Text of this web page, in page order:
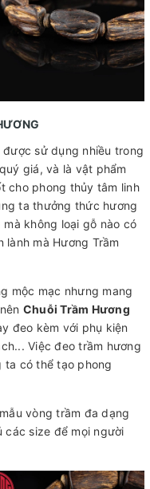
sử dụng nhiều trong
giá, và là vật phẩm
cho phong thủy tâm linh
ta thưởng thức hương
không loại gỗ nào có
mà Hương Trầm
mộc mạc nhưng mang
Chuỗi Trầm Hương
đeo kèm với phụ kiện
Việc đeo trầm hương
ta có thể tạo phong
vòng trầm đa dạng
các size để mọi người